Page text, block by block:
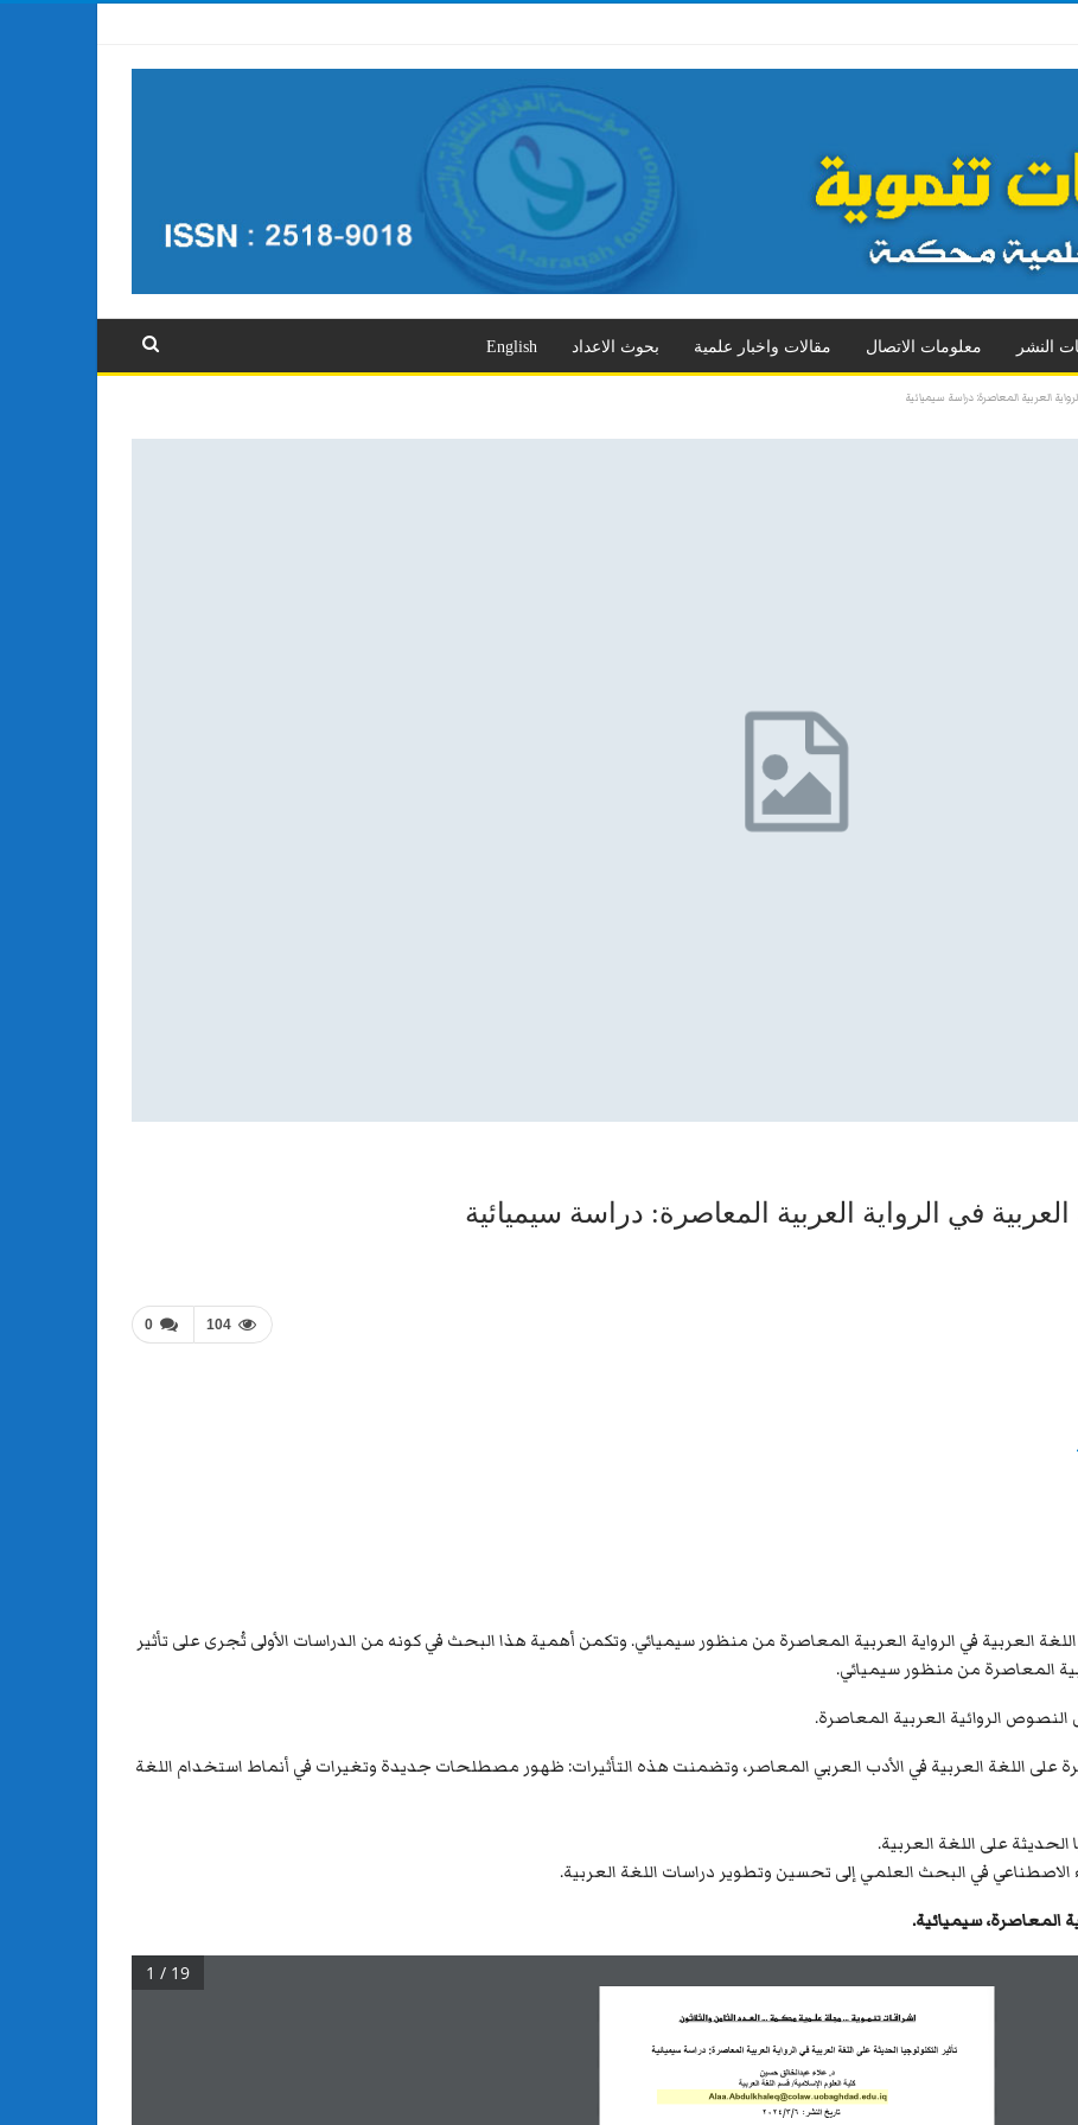
النشر معلومات الاتصال مقالات واخبار علمية بحوث الاعداد English
العربية المعاصرة: دراسة سيميائية
العربية في الرواية العربية المعاصرة: دراسة سيميائية
0 104
العربية في الرواية العربية المعاصرة من منظور سيميائي. وتكمن أهمية هذا البحث في كونه من الدراسات الأولى تُجرى على تأثير
المعاصرة من منظور سيميائي.
الروائية العربية المعاصرة.
على اللغة العربية في الأدب العربي المعاصر، وتضمنت هذه التأثيرات: ظهور مصطلحات جديدة وتغيرات في أنماط استخدام اللغة
على اللغة العربية.
الاصطناعي في البحث العلمي إلى تحسين وتطوير دراسات اللغة العربية.
المعاصرة،سيميائية.
اشـراقـات تنمــوية ... مجـلة علــمية محكــمة ... العــدد الثامن والثلاثون
تأثير التكنولوجيا الحديثة على اللغة العربية في الرواية العربية المعاصرة: دراسة سيميائي ة
د. علاء عبدالخالق حسين
كلية العلوم الإسلامية/ قسم اللغة العربية
Alaa.Abdulkhaleq@colaw.uobaghdad.edu.iq
تاريخ النشر: 6
/
3
/
2024
1 / 19